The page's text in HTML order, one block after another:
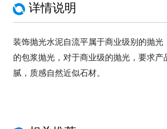
详情说明
装饰抛光水泥自流平属于商业级别的抛光
的包浆抛光，对于商业级的抛光，要求产
腻，质感自然近似石材。